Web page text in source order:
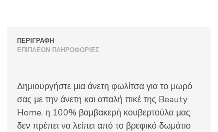
ΠΕΡΙΓΡΑΦΉ
ΕΠΙΠΛΈΟΝ ΠΛΗΡΟΦΟΡΊΕΣ
Δημιουργήστε μια άνετη φωλίτσα για το μωρό
σας με την άνετη και απαλή πικέ της Beauty
Home, η 100% βαμβακερή κουβερτούλα μας
δεν πρέπει να λείπει από το βρεφικό δωμάτιο